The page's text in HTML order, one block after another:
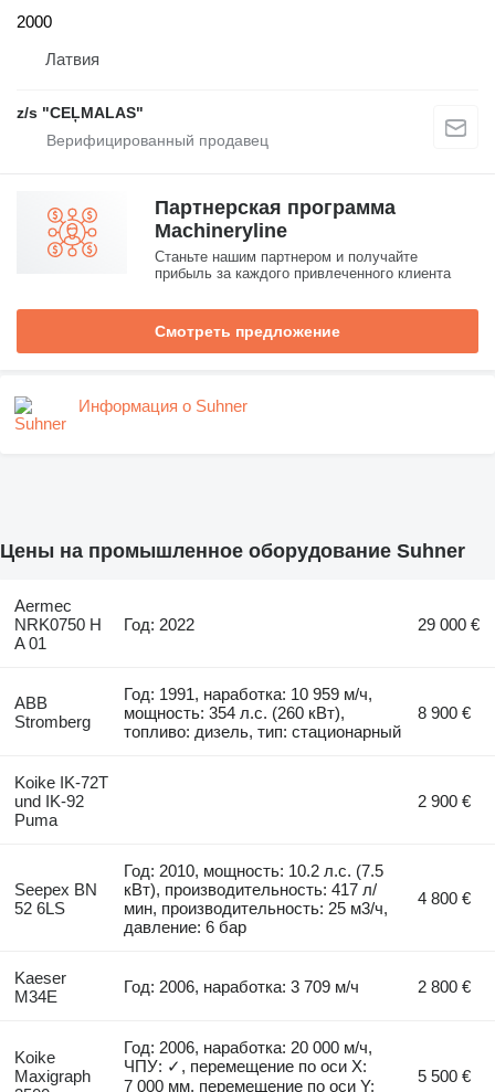
2000
Латвия
z/s "CEĻMALAS"
Партнерская программа
Machineryline
Станьте нашим партнером и получайте
прибыль за каждого привлеченного клиента
Смотреть предложение
Информация о Suhner
Цены на промышленное оборудование Suhner
Aermec
NRK0750 H
A 01
Год: 2022 29 000 €
ABB
Stromberg
Год: 1991, наработка: 10 959 м/ч,
мощность: 354 л.с. (260 кВт),
топливо: дизель, тип: стационарный
8 900 €
Koike IK-72T
und IK-92
Puma
2 900 €
Seepex BN
52 6LS
Год: 2010, мощность: 10.2 л.с. (7.5
кВт), производительность: 417 л/
мин, производительность: 25 м3/ч,
давление: 6 бар
4 800 €
Kaeser
M34E
Год: 2006, наработка: 3 709 м/ч 2 800 €
Koike
Maxigraph
Год: 2006, наработка: 20 000 м/ч,
ЧПУ: ✓, перемещение по оси X:
7 000 мм, перемещение по оси Y:
5 500 €